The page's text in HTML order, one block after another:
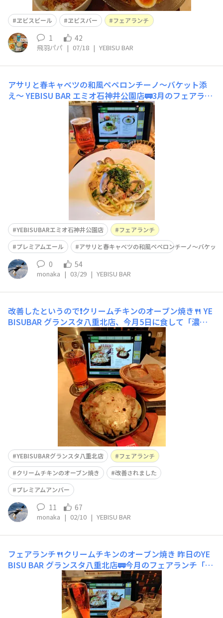
ヱビスビール ヱビスバー フェアランチ
1 42
飛羽パパ | 07/18 | YEBISU BAR
アサリと春キャベツの和風ペペロンチーノ〜バケット添
え〜 YEBISU BAR エミオ石神井公園店🚃3月のフェアラン
チ、アサリと春キャベツの和風ペペロンチーノ〜バケット
添え〜🍴もうすぐ終了なので食べてみました😊味的には
美味しい😋でも、、、辛く無いなー、ペペロンチーノな
の❓🤔プレミアムエールなどと共に🍺
YEBISUBARエミオ石神井公園店
フェアランチ
プレミアムエール
アサリと春キャベツの和風ペペロンチーノ〜バケッ
0 54
monaka | 03/29 | YEBISU BAR
改善したというので❗クリームチキンのオーブン焼き🍴 YE
BISUBAR グランスタ八重北店、今月5日に食して「濃厚
でなく焼きもなく大変残念な料理、もう二度とオーダーし
ないと」6日の朝に投稿したフェアランチ「クリームチキ
ンのオーブン焼き」🍴その投稿をご覧いただき、お店サイ
ドは料理を改善したというので再びオーダー、確認しまし
た😆画像にあるように見た目どお
YEBISUBARグランスタ八重北店
フェアランチ
クリームチキンのオーブン焼き
改善されました
プレミアムアンバー
11 67
monaka | 02/10 | YEBISU BAR
フェアランチ🍴クリームチキンのオーブン焼き 昨日のYE
BISU BAR グランスタ八重北店🚃今月のフェアランチ「ク
リームチキンのオーブン焼き」をパンで🍴プレミアムアン
バーなどと🍺 このランチ、謳い文句には「濃厚でとろけ
るクリームに包まれたチキン・・・」と記載されていまし
たが、調理の仕方が悪いのか?提供された料理は大変残念